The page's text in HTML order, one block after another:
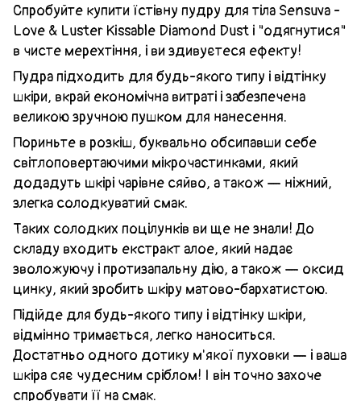
Спробуйте купити їстівну пудру для тіла Sensuva -
Love & Luster Kissable Diamond Dust і "одягнутися"
в чисте мерехтіння, і ви здивуєтеся ефекту!
Пудра підходить для будь-якого типу і відтінку
шкіри, вкрай економічна витраті і забезпечена
великою зручною пушком для нанесення.
Пориньте в розкіш, буквально обсипавши себе
світлоповертаючими мікрочастинками, який
додадуть шкірі чарівне сяйво, а також — ніжний,
злегка солодкуватий смак.
Таких солодких поцілунків ви ще не знали! До
складу входить екстракт алое, який надає
зволожуючу і протизапальну дію, а також — оксид
цинку, який зробить шкіру матово-бархатистою.
Підійде для будь-якого типу і відтінку шкіри,
відмінно тримається, легко наноситься.
Достатньо одного дотику м'якої пуховки — і ваша
шкіра сяє чудесним сріблом! І він точно захоче
спробувати її на смак.